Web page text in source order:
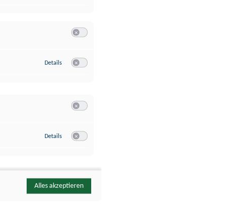
Details zu Google Analytics
Details zu YouTube
Alles akzeptieren